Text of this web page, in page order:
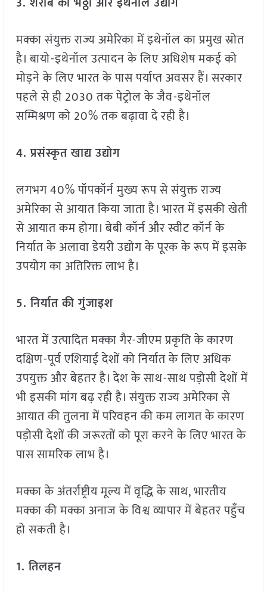
मक्का संयुक्त राज्य अमेरिका में इथेनॉल का प्रमुख स्रोत
है। बायो-इथेनॉल उत्पादन के लिए अधिशेष मकई को
मोड़ने के लिए भारत के पास पर्याप्त अवसर हैं। सरकार
पहले से ही 2030 तक पेट्रोल के जैव-इथेनॉल
सम्मिश्रण को 20% तक बढ़ावा दे रही है।
4.प्रसंस्कृत खाद्य उद्योग
लगभग 40% पॉपकॉर्न मुख्य रूप से संयुक्त राज्य
अमेरिका से आयात किया जाता है। भारत में इसकी खेती
से आयात कम होगा। बेबी कॉर्न और स्वीट कॉर्न के
निर्यात के अलावा डेयरी उद्योग के पूरक के रूप में इसके
उपयोग का अतिरिक्त लाभ है।
5.निर्यात की गुंजाइश
भारत में उत्पादित मक्का गैर-जीएम प्रकृति के कारण
दक्षिण-पूर्व एशियाई देशों को निर्यात के लिए अधिक
उपयुक्त और बेहतर है। देश के साथ-साथ पड़ोसी देशों में
भी इसकी मांग बढ़ रही है। संयुक्त राज्य अमेरिका से
आयात की तुलना में परिवहन की कम लागत के कारण
पड़ोसी देशों की जरूरतों को पूरा करने के लिए भारत के
पास सामरिक लाभ है।
मक्का के अंतर्राष्ट्रीय मूल्य में वृद्धि के साथ, भारतीय
मक्का की मक्का अनाज के विश्व व्यापार में बेहतर पहुँच
हो सकती है।
1.तिलहन